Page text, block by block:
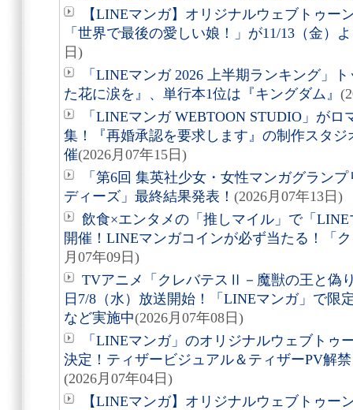
【LINEマンガ】オリジナルウェブトゥー
「世界で最後の愛しい娘！」が11/13（金）
日)
「LINEマンガ 2026 上半期ランキング」
た花に涙を』、単行本1位は『キングダム』
「LINEマンガ WEBTOON STUDIO」が
集！『再婚承認を要求します』の制作スタ
催(2026月07年15日)
「第6回 集英社少女・女性マンガグラン
ディーズ」最終結果発表！ (2026月07年13日)
飲食×エンタメの「推しマイル」で「
開催！LINEマンガコインが必ず当たる！「
月07年09日)
TVアニメ「クレバテスⅡ－魔獣の王と偽
日7/8（水）放送開始！「LINEマンガ」で限
など実施中(2026月07年08日)
「LINEマンガ」のオリジナルウェブトゥ
決定！ティザービジュアル＆ティザーPV解
(2026月07年04日)
【LINEマンガ】オリジナルウェブトゥー